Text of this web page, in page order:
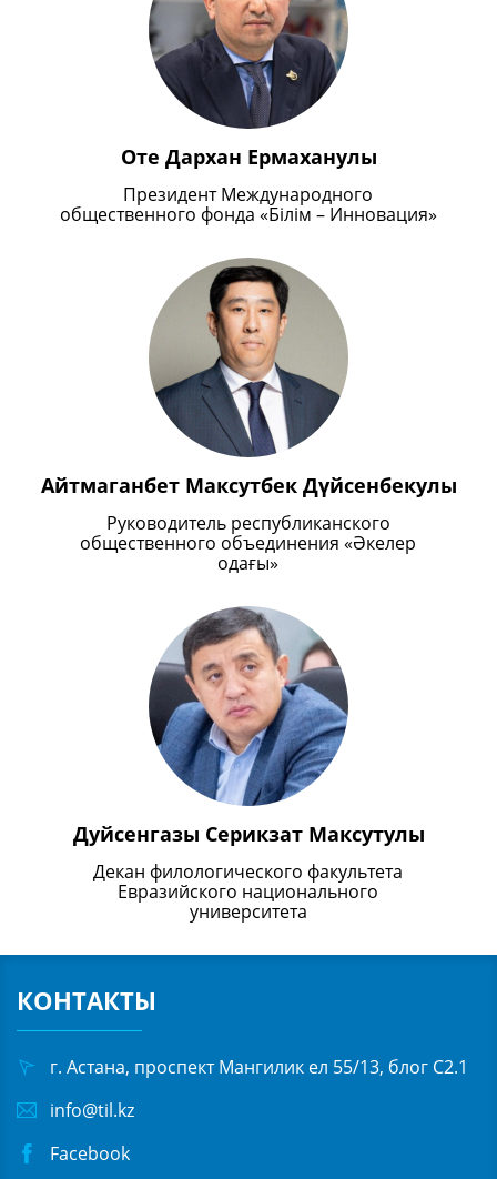
Оте Дархан Ермаханулы
Президент Международного
общественного фонда «Білім – Инновация»
Айтмаганбет Максутбек Дүйсенбекулы
Руководитель республиканского
общественного объединения «Әкелер
одағы»
Дуйсенгазы Серикзат Максутулы
Декан филологического факультета
Евразийского национального
университета
КОНТАКТЫ
г. Астана, проспект Мангилик ел 55/13, блог С2.1
info@til.kz
Facebook